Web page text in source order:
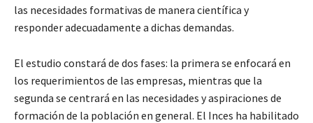
las necesidades formativas de manera científica y
responder adecuadamente a dichas demandas.
El estudio constará de dos fases: la primera se enfocará en
los requerimientos de las empresas, mientras que la
segunda se centrará en las necesidades y aspiraciones de
formación de la población en general. El Inces ha habilitado